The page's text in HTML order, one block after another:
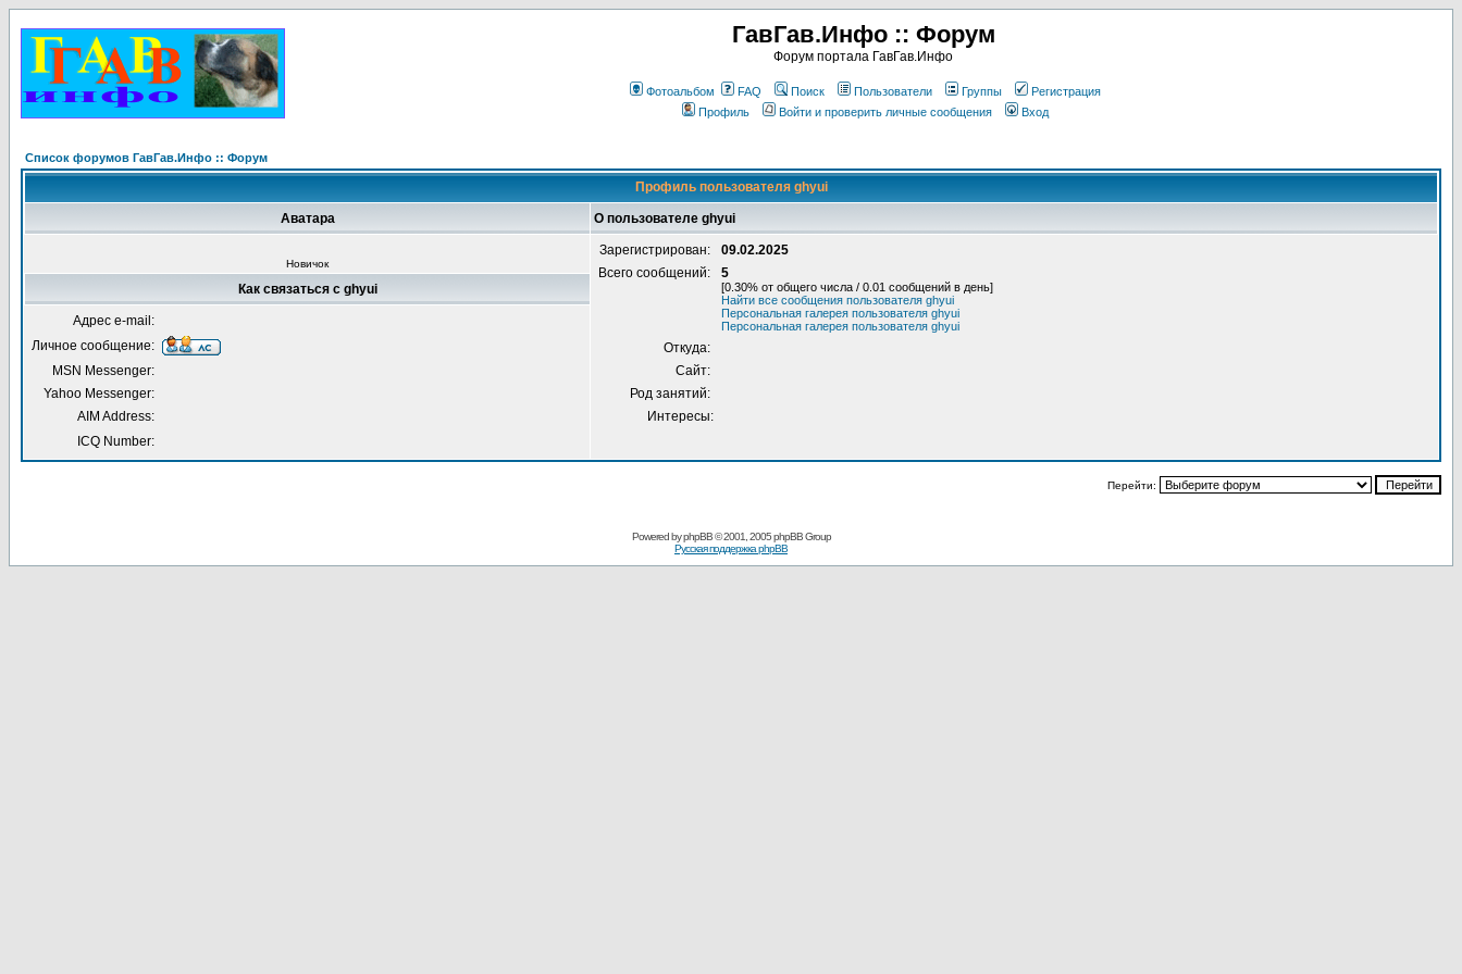
ГавГав.Инфо :: Форум
Форум портала ГавГав.Инфо
Фотоальбом FAQ Поиск Пользователи Группы
Регистрация
Профиль
Войти и проверить личные сообщения Вход
Список форумов ГавГав.Инфо :: Форум
Профиль пользователя ghyui
Аватара О пользователе ghyui
Новичок
Зарегистрирован:
09.02.2025
Всего сообщений:
5
[0.30% от общего числа / 0.01 сообщений в день]
Найти все сообщения пользователя ghyui
Персональная галерея пользователя ghyui
Персональная галерея пользователя ghyui
Откуда:
Сайт:
Род занятий:
Интересы:
Как связаться с ghyui
Адрес e-mail:
Личное сообщение:
MSN Messenger:
Yahoo Messenger:
AIM Address:
ICQ Number:
Перейти:
Powered byphpBB© 2001, 2005 phpBB Group
Русская поддержка phpBB